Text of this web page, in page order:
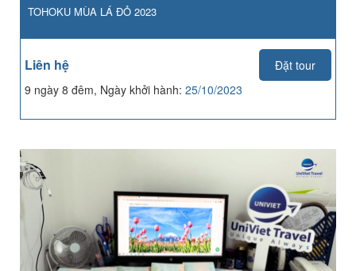
TOHOKU MÙA LÁ ĐỎ 2023
Liên hệ
Đặt tour
9 ngày 8 đêm, Ngày khởi hành: 25/10/2023